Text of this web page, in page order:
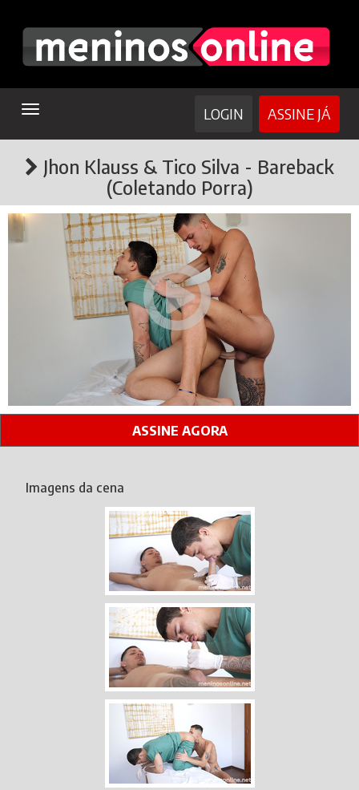
TOGGLE
ASSINE JÁ
LOGIN
Jhon Klauss & Tico Silva - Bareback
(Coletando Porra)
ASSINE AGORA
Imagens da cena